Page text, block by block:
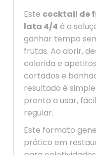
Este cocktail de
lata 4/4 é a
ganhar tempo
frutas. Ao abrir,
colorida e
cortados e
resultado é
pronta a usar,
regular.
Este formato
prático em